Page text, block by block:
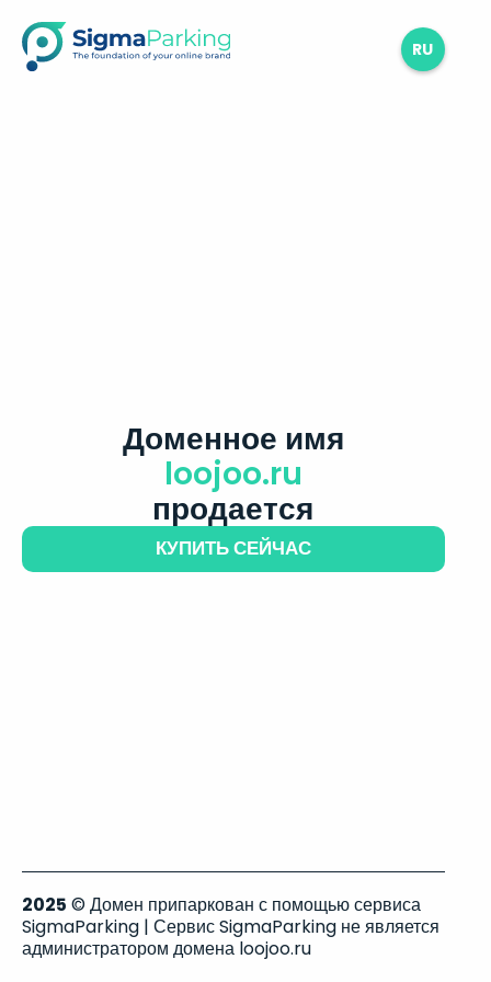
RU
Доменное имя
loojoo.ru
продается
КУПИТЬ СЕЙЧАС
2025 © Домен припаркован с помощью сервиса
SigmaParking | Сервис SigmaParking не является
администратором домена loojoo.ru